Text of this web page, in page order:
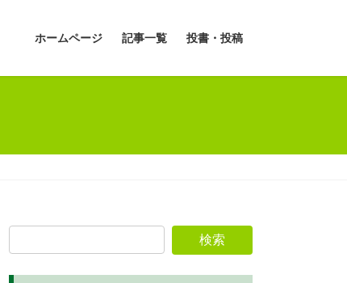
ホームページ 記事一覧 投書・投稿